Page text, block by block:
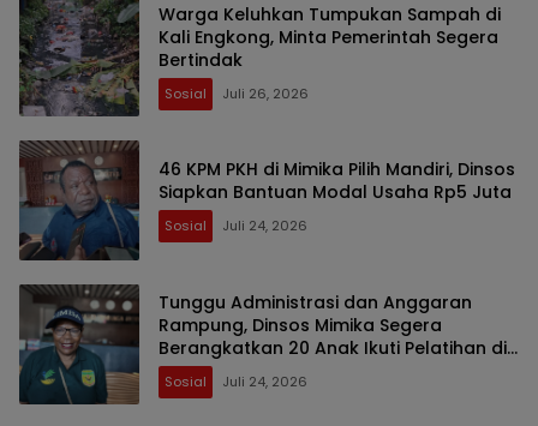
Warga Keluhkan Tumpukan Sampah di
Kali Engkong, Minta Pemerintah Segera
Bertindak
Sosial Juli 26, 2026
46 KPM PKH di Mimika Pilih Mandiri, Dinsos
Siapkan Bantuan Modal Usaha Rp5 Juta
Sosial Juli 24, 2026
Tunggu Administrasi dan Anggaran
Rampung, Dinsos Mimika Segera
Berangkatkan 20 Anak Ikuti Pelatihan di
Bogor dan Jakarta
Sosial Juli 24, 2026